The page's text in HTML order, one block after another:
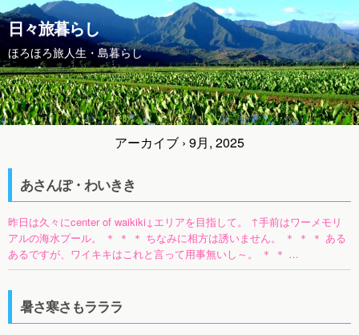
日々旅暮らし
ほろほろ旅人生・島暮らし
アーカイブ › 9月, 2025
あさんぽ・わいきき
昨日は久々にcenter of waikiki↓エリアを目指して。 ↑手前はワーメモリ
アルの海水プール。 ＊ ＊ ＊ ちなみに相方は誘いません。 ＊ ＊ ＊ ある
あるですが、ワイキキはこれと言って用事無いし～。 ＊ ＊ …
暑さ寒さもラララ